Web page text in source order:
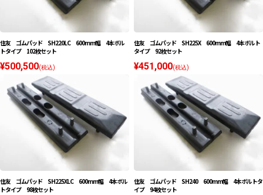
住友 ゴムパッド SH220LC 600mm幅 4本ボル
トタイプ 102枚セット
¥500,500(税込)
住友 ゴムパッド SH225X 600mm幅 4本ボルト
タイプ 92枚セット
¥451,000(税込)
住友 ゴムパッド SH225XLC 600mm幅 4本ボル
トタイプ 98枚セット
住友 ゴムパッド SH240 600mm幅 4本ボルトタ
イプ 94枚セット